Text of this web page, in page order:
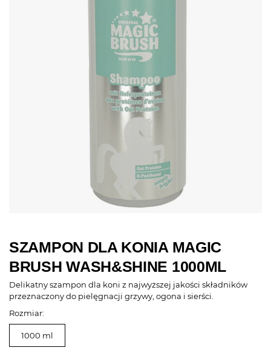
SZAMPON DLA KONIA MAGIC
BRUSH WASH&SHINE 1000ML
Delikatny szampon dla koni z najwyższej jakości składników
przeznaczony do pielęgnacji grzywy, ogona i sierści.
Rozmiar:
1000 ml